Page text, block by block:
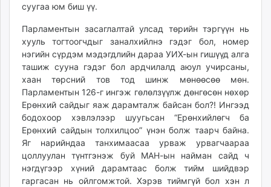
суугаа юм биш үү.
Парламентын засаглалтай улсад төрийн тэргүүн нь
хууль тогтоогчдыг заналхийлнэ гэдэг бол, номер
нэгийн сүрдэм мэдэгдлийн дараа УИХ-ын гишүүд алга
ташиж сууна гэдэг бол ардчилалд аюул учирсаны,
хаан төрсний тов тод шинж мөнөөсөө мөн.
Парламентын 126-г ингэж гөлөлзүүлж дөнгөсөн нөхөр
Ерөнхий сайдыг яаж дарамталж байсан бол?! Ингээд
бодохоор хэвлэлээр шуугьсан “Ерөнхийлөгч ба
Ерөнхий сайдын толхилцоо” үнэн болж таарч байна.
Яг нарийндаа танхимаасаа урваж урвагчаараа
цоллуулан түнтгэнэж буй МАН-ын найман сайд ч
нэгдүгээр хүний дарамтаас болж тийм шийдвэр
гаргасан нь ойлгомжтой. Хэрэв тиймгүй бол хэн л